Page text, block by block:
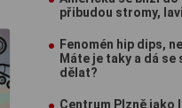
přibudou stromy,
Fenomén hip dips,
Máte je taky a dá se
dělat?
Centrum Plzně jako